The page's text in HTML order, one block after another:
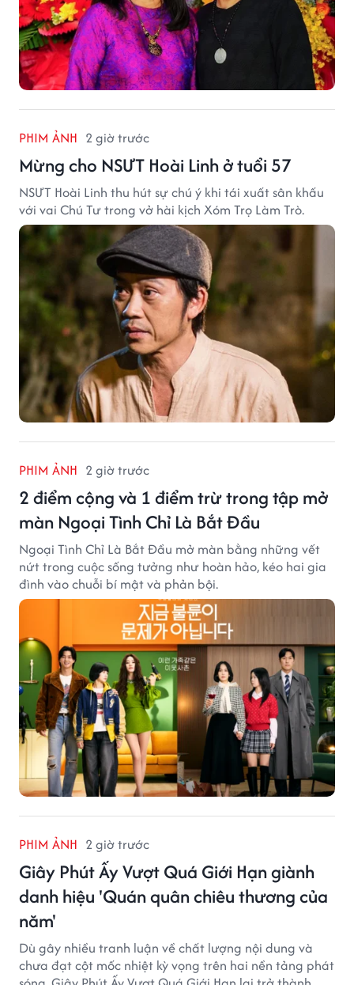
PHIM ẢNH 2 giờ trước
Mừng cho NSƯT Hoài Linh ở tuổi 57
NSƯT Hoài Linh thu hút sự chú ý khi tái xuất sân khấu
với vai Chú Tư trong vở hài kịch Xóm Trọ Làm Trò.
PHIM ẢNH 2 giờ trước
2 điểm cộng và 1 điểm trừ trong tập mở
màn Ngoại Tình Chỉ Là Bắt Đầu
Ngoại Tình Chỉ Là Bắt Đầu mở màn bằng những vết
nứt trong cuộc sống tưởng như hoàn hảo, kéo hai gia
đình vào chuỗi bí mật và phản bội.
PHIM ẢNH 2 giờ trước
Giây Phút Ấy Vượt Quá Giới Hạn giành
danh hiệu 'Quán quân chiêu thương của
năm'
Dù gây nhiều tranh luận về chất lượng nội dung và
chưa đạt cột mốc nhiệt kỳ vọng trên hai nền tảng phát